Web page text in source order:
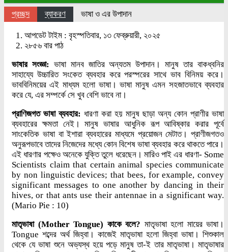
প্রচ্ছদ ব্যাকরণ ভাষা ও এর উপাদান
আপডেট টাইম : বৃহস্পতিবার, ১৩ ফেব্রুয়ারী, ২০২৫
২৮৫৬ বার পাঠ
ভাষার সংজ্ঞা: ভাষা মানব জাতির অন্যতম উপাদান। মানুষ তার বাকধ্বনির
সাহায্যে উচ্চারিত সংকেত ব্যবহার করে পরস্পরের সাথে ভাব বিনিময় করে।
ভাববিনিময়ের এই মাধ্যম হলো ভাষা। ভাষা মানুষ এমন সহজাতভাবে ব্যবহার
করে যে, এর সম্পর্কে সে খুব বেশি ভাবে না।
প্রাণিজগত ভাষা ব্যবহার: ধারণা করা হয় মানুষ ছাড়া অন্য কোন প্রাণীর ভাষা
ব্যবহারের ক্ষমতা নেই। মানুষ ভাষার আধুনিক রূপ আবিষ্কার করার পূর্বে
সাংকেতিক ভাষা বা ইশারা ব্যবহারের মাধ্যমে প্রয়োজন মেটাত। প্রাণীজগতও
অনুরূপভাবে তাদের নিজেদের মধ্যে কোন বিশেষ ভাষা ব্যবহার করে থাকতে পারে।
এই ধারণার পক্ষেও অনেকে যুক্তি তুলে ধরেছেন। মারিও পাই এর ধারণা- Some
Scientists claim that certain animal species communicate
by non linguistic devices; that bees, for example, convey
significant messages to one another by dancing in their
hives, or that ants use their antennae in a significant way.
(Mario Pie : 10)
মাতৃভাষা (Mother Tongue) কাকে বলে? মাতৃভাষা হলো মায়ের ভাষা।
Tongue শব্দের অর্থ জিহ্বা। কাজেই মাতৃভাষা হলো জিহ্বা ভাষা। শিশুকাল
থেকে যে ভাষা শুনে অভ্যস্থ হয়ে পড়ে মানুষ তা-ই তার মাতৃভাষা। মাতৃভাষার